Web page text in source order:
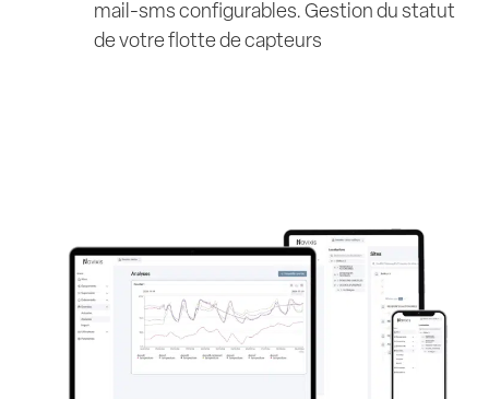
mail-sms configurables. Gestion du statut
de votre flotte de capteurs